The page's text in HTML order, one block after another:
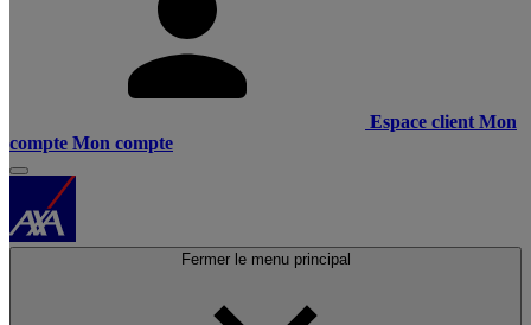
Espace client Mon
compte Mon compte
Fermer le menu principal